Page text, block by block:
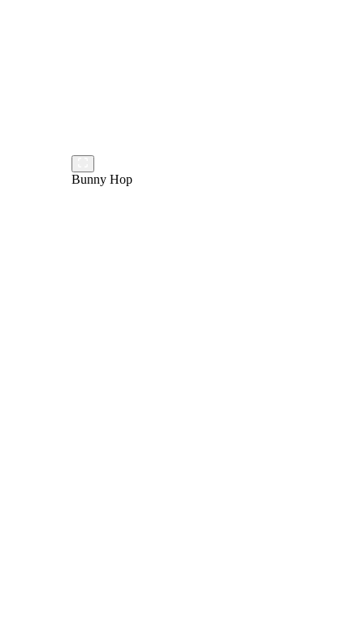
Bunny Hop